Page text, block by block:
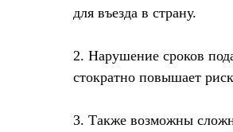
для въезда в страну.
2. Нарушение сроков
стократно повышает
3. Также возможны